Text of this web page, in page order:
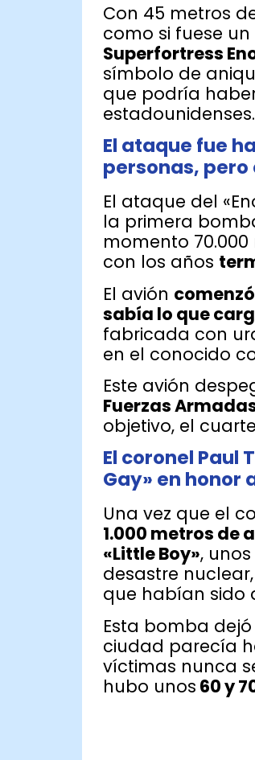
Con 45 metros
como si fuese
Superfortress
símbolo de
que podría
estadounidenses.
El ataque fue
personas, pero
El ataque del
la primera
momento
con los años
El avión
sabía lo que
fabricada con
en el conocido
Este avión
Fuerzas
objetivo, el
El coronel Paul
Gay» en honor
Una vez que el
1.000 metros de
«Little Boy»,
desastre
que habían sido
Esta bomba
ciudad parecía
víctimas nunca
hubo unos 60 y